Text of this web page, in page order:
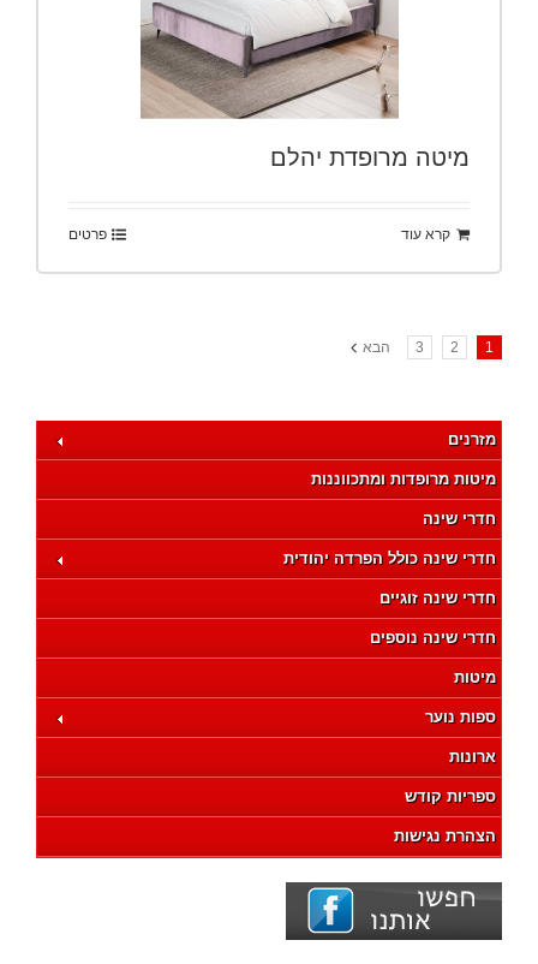
מיטה מרופדת יהלם
קרא עוד פרטים
1
2
3 הבא
מזרנים
מיטות מרופדות ומתכווננות
חדרי שינה
חדרי שינה כולל הפרדה יהודית
חדרי שינה זוגיים
חדרי שינה נוספים
מיטות
ספות נוער
ארונות
ספריות קודש
הצהרת נגישות